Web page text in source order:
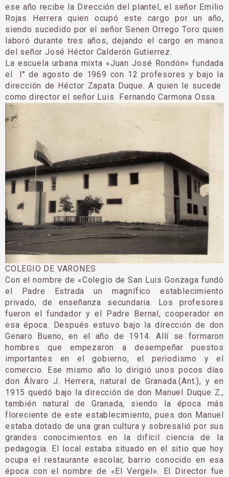
ese año recibe la Dirección del plantel, el señor Emilio
Rojas Herrera quien ocupó este cargo por un año,
siendo sucedido por el señor Senen Orrego Toro quien
laboró durante tres años, dejando el cargo en manos
del señor José Héctor Calderón Gutierrez.
La escuela urbana mixta «Juan José Rondón» fundada
el l° de agosto de 1969 con 12 profeso­res y bajo la
dirección de Héctor Zapata Duque. A quien le sucede
como director el señor Luis Fernando Carmona Ossa.
COLEGIO DE VARONES
Con el nombre de «Colegio de San Luis Gonzaga fundó
el Padre Estrada un magnífico establecimiento
privado, de enseñanza secundaria. Los pro­fesores
fueron el fundador y el Padre Bernal, cooperador en
esa época. Después estuvo bajo la dirección de don
Genaro Bueno, en el año de 1914. Allí se formaron
hombres que empezaron a desempeñar puestos
importantes en el gobierno, el periodismo y el
comercio. Ese mismo año lo dirigió unos pocos días
don Álvaro J. Herrera, natural de Granada.(Ant.), y en
1915 quedó bajo la dirección de don Manuel Duque Z.,
también natural de Granada, siendo la época más
floreciente de este establecimiento, pues don Manuel
estaba dotado de una gran cultura y sobresalió por sus
grandes conocimientos en la difícil ciencia de la
pedagogía. El local estaba situado en el sitio que hoy
ocupa el restaurante escolar, barrio conocido en esa
época con el nom­bre de «El Vergel». El Director fue